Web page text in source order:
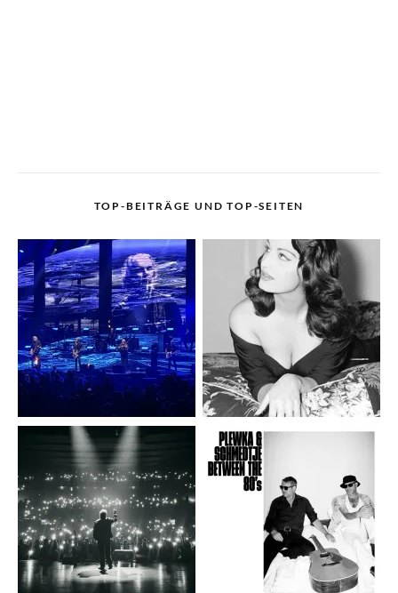
TOP-BEITRÄGE UND TOP-SEITEN